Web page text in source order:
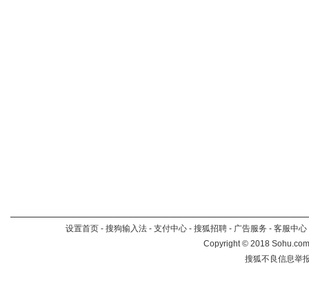
设置首页 - 搜狗输入法 - 支付中心 - 搜狐招聘 - 广告服务 - 客服中心
Copyright©2018
搜狐不良信息举